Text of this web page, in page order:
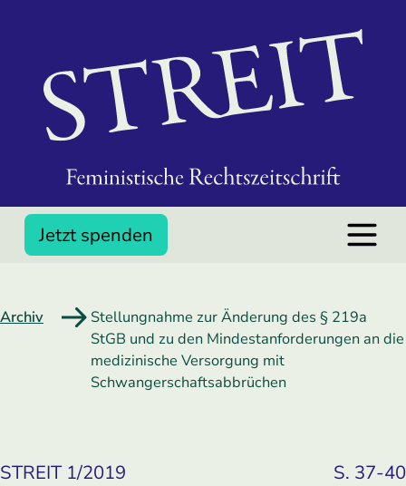
Jetzt spenden
Archiv
Stellungnahme zur Änderung des § 219a
StGB und zu den Mindestanforderungen an die
medizinische Versorgung mit
Schwangerschaftsabbrüchen
STREIT 1/2019 S. 37-40